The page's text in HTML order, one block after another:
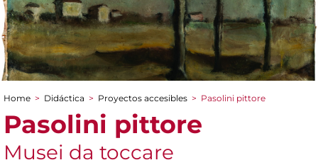
You are here
Home > Didáctica > Proyectos accesibles > Pasolini pittore
Pasolini pittore
Musei da toccare